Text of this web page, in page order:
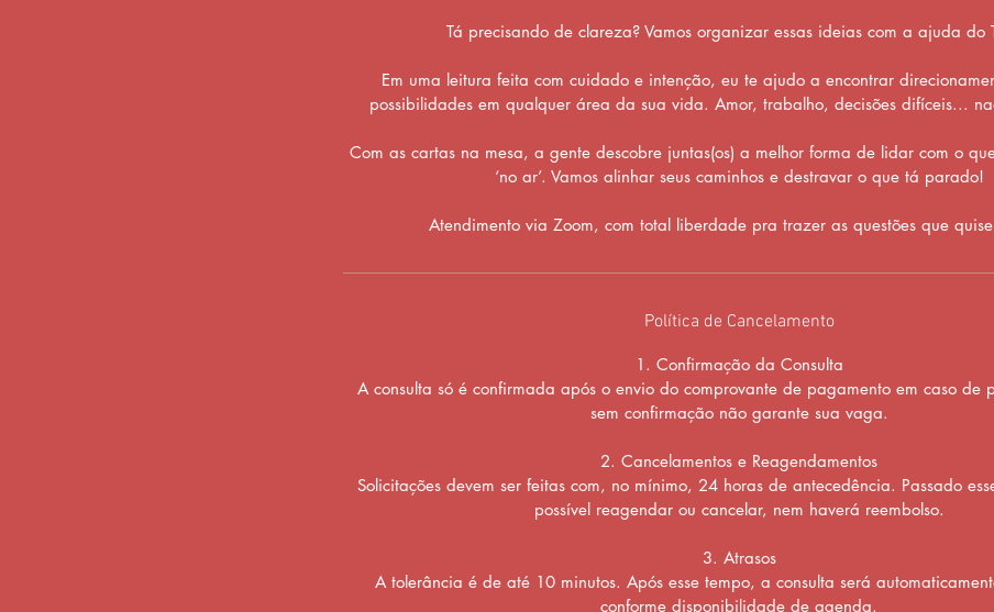
Tá precisando de clareza? Vamos organizar essas ideias com a ajuda do
Em uma leitura feita com cuidado e intenção, eu te ajudo a encontrar
possibilidades em qualquer área da sua vida. Amor, trabalho, decisões difíceis...
Com as cartas na mesa, a gente descobre juntas(os) a melhor forma de lidar com o
‘no ar’. Vamos alinhar seus caminhos e destravar o que tá parado!
Atendimento via Zoom, com total liberdade pra trazer as questões que
Política de Cancelamento
1. Confirmação da Consulta
A consulta só é confirmada após o envio do comprovante de pagamento em caso de
sem confirmação não garante sua vaga.
2. Cancelamentos e Reagendamentos
Solicitações devem ser feitas com, no mínimo, 24 horas de antecedência. Passado
possível reagendar ou cancelar, nem haverá reembolso.
3. Atrasos
A tolerância é de até 10 minutos. Após esse tempo, a consulta será
conforme disponibilidade de agenda.